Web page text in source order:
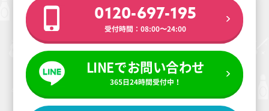
0120-697-195
受付時間：08:00〜24:00
LINEでお問い合わせ
365日24時間受付中！